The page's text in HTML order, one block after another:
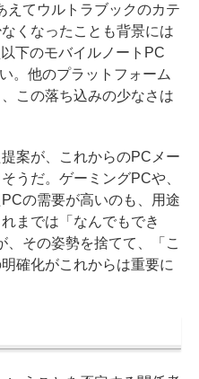
えてウルトラブックのカテ
くなったことも背景には
下のモバイルノートPC
。他のプラットフォーム
この落ち込みの少なさは
案が、これからのPCメー
うだ。ゲーミングPCや、
の需要が高いのも、用途
までは「なんでもでき
、その姿勢を捨てて、「こ
確化がこれからは重要に